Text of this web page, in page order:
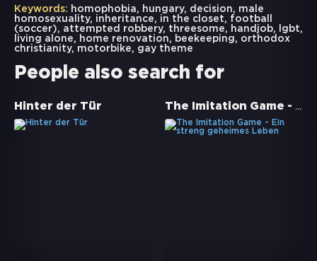
Keywords: homophobia, hungary, decision, male
homosexuality, inheritance, in the closet, football
(soccer), attempted robbery, threesome, handjob, lgbt,
living alone, home renovation, beekeeping , orthodox
christianity, motorbike, gay theme
People also search for
Hinter der Tür The Imitation Game - Ein streng geheimes Leben